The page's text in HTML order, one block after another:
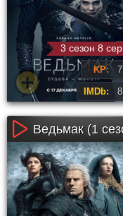
3 сезон 8
KP:
IMDb:
Ведьмак (1